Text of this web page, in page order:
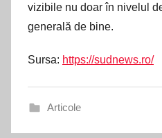
vizibile nu doar în nivelul
generală de bine.
Sursa: https://sudnews.ro/
Articole